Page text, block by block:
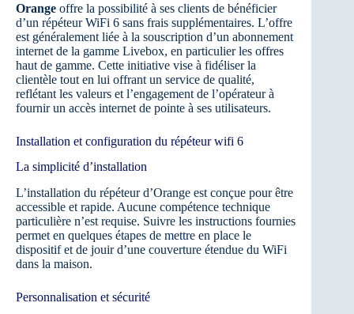
Orange offre la possibilité à ses clients de bénéficier
d’un répéteur WiFi 6 sans frais supplémentaires. L’offre
est généralement liée à la souscription d’un abonnement
internet de la gamme Livebox, en particulier les offres
haut de gamme. Cette initiative vise à fidéliser la
clientèle tout en lui offrant un service de qualité,
reflétant les valeurs et l’engagement de l’opérateur à
fournir un accès internet de pointe à ses utilisateurs.
Installation et configuration du répéteur wifi 6
La simplicité d’installation
L’installation du répéteur d’Orange est conçue pour être
accessible et rapide. Aucune compétence technique
particulière n’est requise. Suivre les instructions fournies
permet en quelques étapes de mettre en place le
dispositif et de jouir d’une couverture étendue du WiFi
dans la maison.
Personnalisation et sécurité